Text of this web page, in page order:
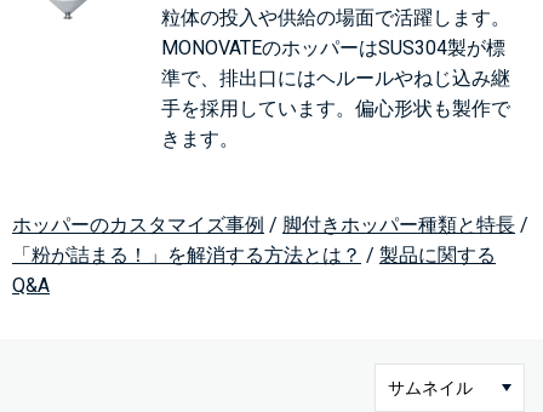
粒体の投入や供給の場面で活躍します。
MONOVATEのホッパーはSUS304製が標
準で、排出口にはヘルールやねじ込み継
手を採用しています。偏心形状も製作で
きます。
ホッパーのカスタマイズ事例 / 脚付きホッパー種類と特長 /
「粉が詰まる！」を解消する方法とは？ / 製品に関する
Q&A